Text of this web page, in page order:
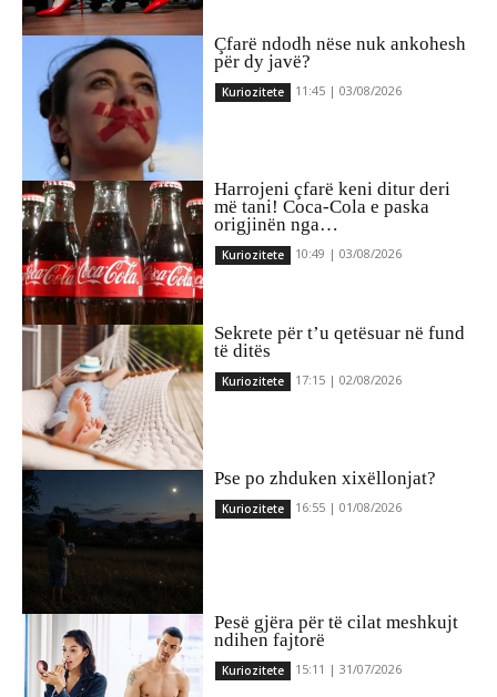
Çfarë ndodh nëse nuk ankohesh
për dy javë?
Kuriozitete 11:45 | 03/08/2026
Harrojeni çfarë keni ditur deri
më tani! Coca-Cola e paska
origjinën nga…
Kuriozitete 10:49 | 03/08/2026
Sekrete për t’u qetësuar në fund
të ditës
Kuriozitete 17:15 | 02/08/2026
Pse po zhduken xixëllonjat?
Kuriozitete 16:55 | 01/08/2026
Pesë gjëra për të cilat meshkujt
ndihen fajtorë
Kuriozitete 15:11 | 31/07/2026